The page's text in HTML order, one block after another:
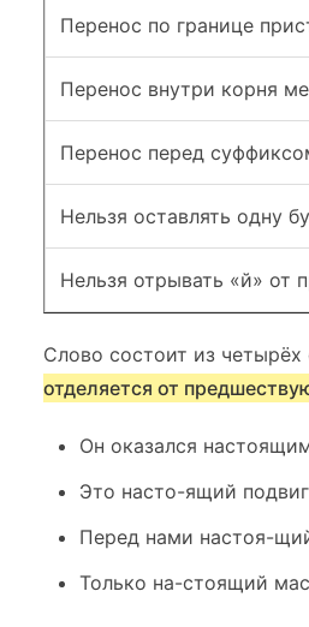
Перенос по границе
Перенос внутри корня
Перенос перед
Нельзя оставлять одну
Нельзя отрывать «й» от
Слово состоит из четырёх
отделяется от
Он оказался
Это насто-ящий
Перед нами настоя-
Только на-стоящий